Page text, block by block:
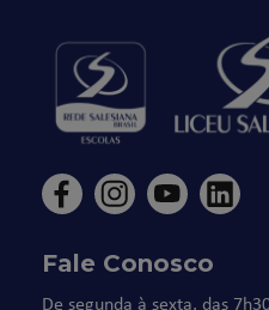
Fale Conosco
De segunda à sexta, das